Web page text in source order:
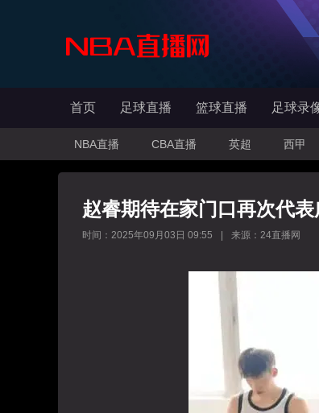
首页 足球直播 篮球直播 足球录
NBA直播 CBA直播 英超 西甲
赵睿期待在家门口再次代
时间：2025年09月03日 09:55 来源：24直播网